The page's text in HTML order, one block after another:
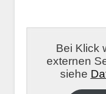
Bei Klick
externen
siehe